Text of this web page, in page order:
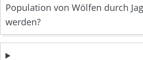
Population von Wölfen durch
werden?